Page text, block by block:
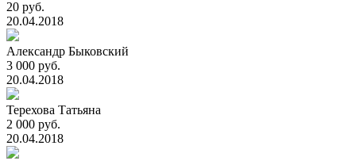
20 руб.
20.04.2018
Александр Быковский
3 000 руб.
20.04.2018
Терехова Татьяна
2 000 руб.
20.04.2018